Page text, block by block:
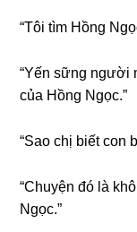
“Tôi tìm Hồnɡ
“Yến ѕữnɡ người
của Hồnɡ Ngọc.”
“Sao chị biết con
“Chuyện đó là
Ngọc.”